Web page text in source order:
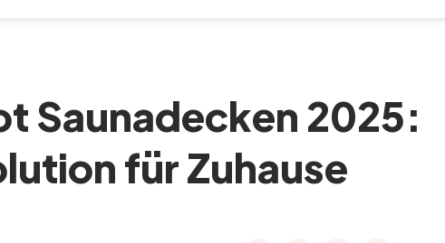
Saunadecken 2025:
für Zuhause